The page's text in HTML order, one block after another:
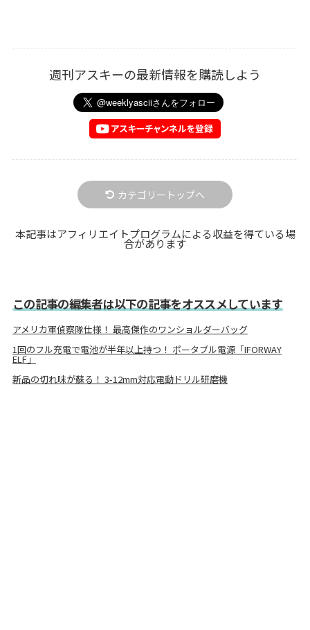
週刊アスキーの最新情報を購読しよう
カテゴリートップへ
本記事はアフィリエイトプログラムによる収益を得ている場
合があります
この記事の編集者は以下の記事をオススメしています
アメリカ軍偵察隊仕様！ 最高傑作のワンショルダーバッグ
1回のフル充電で電池が半年以上持つ！ ポータブル電源「IFORWAY
ELF」
新品の切れ味が蘇る！ 3-12mm対応電動ドリル研磨機